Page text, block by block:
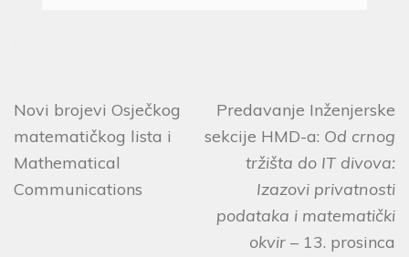
Novi brojevi Osječkog
matematičkog lista i
Mathematical
Communications
Predavanje Inženjerske
sekcije HMD-a: Od crnog
tržišta do IT divova:
Izazovi privatnosti
podataka i matematički
okvir – 13. prosinca